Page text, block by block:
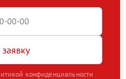
конфиденциальности